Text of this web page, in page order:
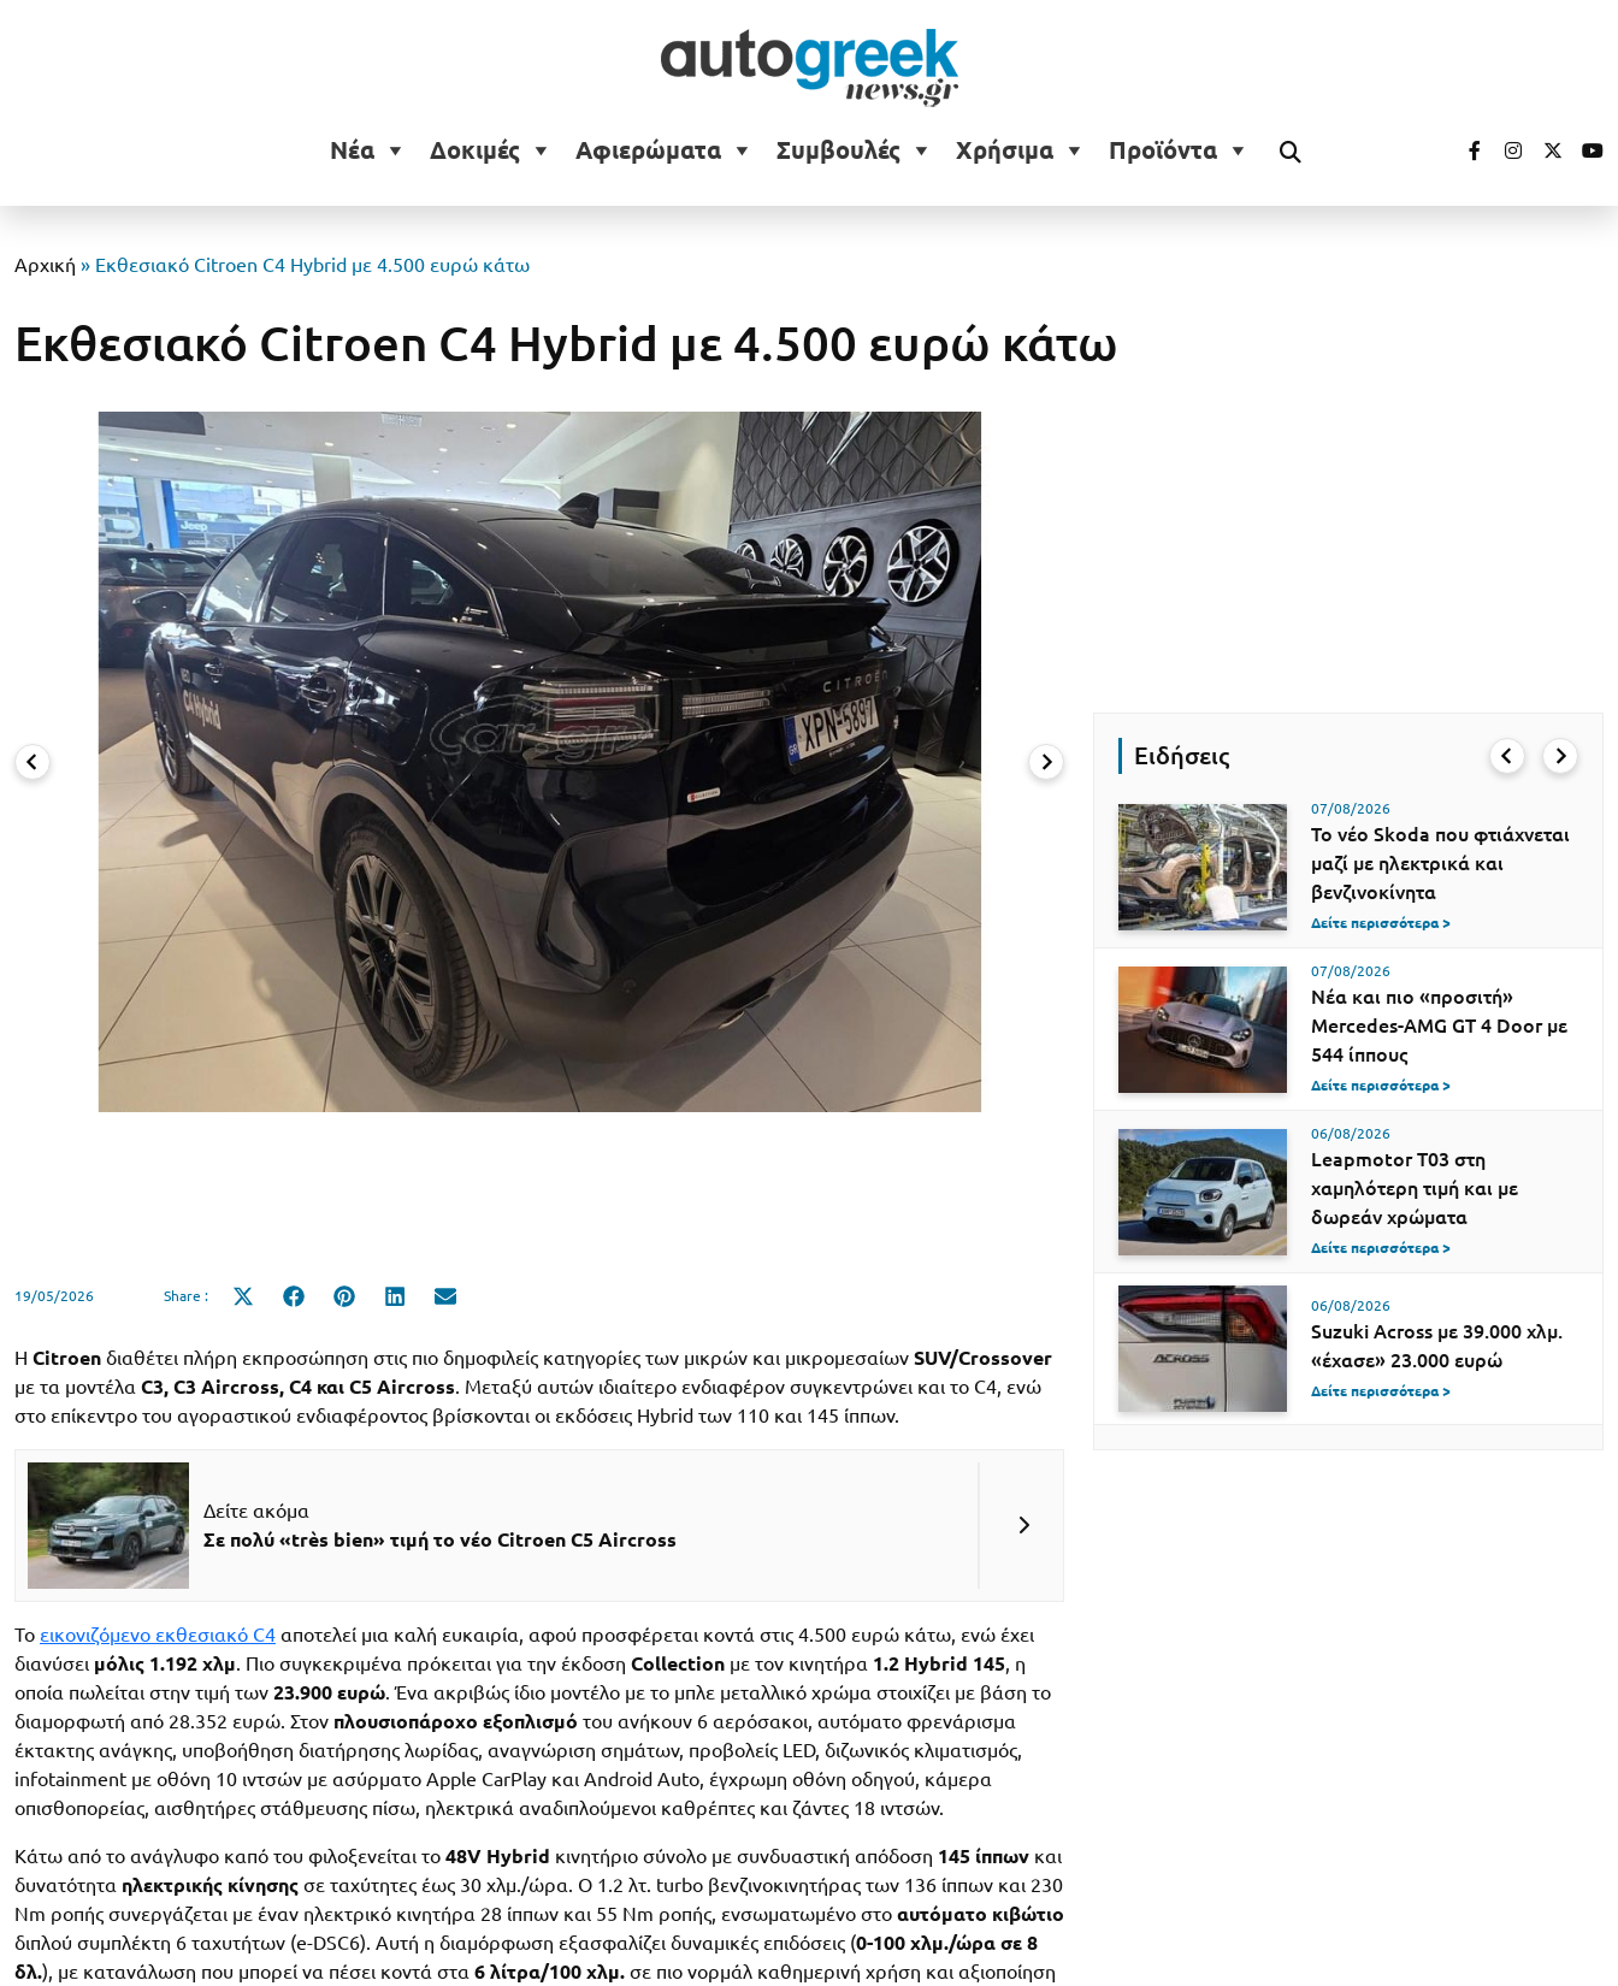
Νέα Δοκιμές Αφιερώματα Συμβουλές Χρήσιμα Προϊόντα
Αρχική » Εκθεσιακό Citroen C4 Hybrid με 4.500 ευρώ κάτω
Εκθεσιακό Citroen C4 Hybrid με 4.500 ευρώ κάτω
19/05/2026 Share :
Share
Share
Share
Share
Η Citroen διαθέτει πλήρη εκπροσώπηση στις πιο δημοφιλείς κατηγορίες των μικρών και μικρομεσαίων SUV/Crossover
με τα μοντέλα C3, C3 Aircross, C4 και C5 Aircross. Μεταξύ αυτών ιδιαίτερο ενδιαφέρον συγκεντρώνει και το C4, ενώ
στο επίκεντρο του αγοραστικού ενδιαφέροντος βρίσκονται οι εκδόσεις Hybrid των 110 και 145 ίππων.
Δείτε ακόμα
Σε πολύ «très bien» τιμή το νέο Citroen C5 Aircross
Το εικονιζόμενο εκθεσιακό C4 αποτελεί μια καλή ευκαιρία, αφού προσφέρεται κοντά στις 4.500 ευρώ κάτω, ενώ έχει
διανύσει μόλις 1.192 χλμ. Πιο συγκεκριμένα πρόκειται για την έκδοση Collection με τον κινητήρα 1.2 Hybrid 145, η
οποία πωλείται στην τιμή των 23.900 ευρώ. Ένα ακριβώς ίδιο μοντέλο με το μπλε μεταλλικό χρώμα στοιχίζει με βάση το
διαμορφωτή από 28.352 ευρώ. Στον πλουσιοπάροχο εξοπλισμό του ανήκουν 6 αερόσακοι, αυτόματο φρενάρισμα
έκτακτης ανάγκης, υποβοήθηση διατήρησης λωρίδας, αναγνώριση σημάτων, προβολείς LED, διζωνικός κλιματισμός,
infotainment με οθόνη 10 ιντσών με ασύρματο Apple CarPlay και Android Auto, έγχρωμη οθόνη οδηγού, κάμερα
οπισθοπορείας, αισθητήρες στάθμευσης πίσω, ηλεκτρικά αναδιπλούμενοι καθρέπτες και ζάντες 18 ιντσών.
Κάτω από το ανάγλυφο καπό του φιλοξενείται το 48V Hybrid κινητήριο σύνολο με συνδυαστική απόδοση 145 ίππων και
δυνατότητα ηλεκτρικής κίνησης σε ταχύτητες έως 30 χλμ./ώρα. Ο 1.2 λτ. turbo βενζινοκινητήρας των 136 ίππων και 230
Nm ροπής συνεργάζεται με έναν ηλεκτρικό κινητήρα 28 ίππων και 55 Nm ροπής, ενσωματωμένο στο αυτόματο κιβώτιο
διπλού συμπλέκτη 6 ταχυτήτων (e-DSC6). Αυτή η διαμόρφωση εξασφαλίζει δυναμικές επιδόσεις (0-100 χλμ./ώρα σε 8
δλ.), με κατανάλωση που μπορεί να πέσει κοντά στα 6 λίτρα/100 χλμ. σε πιο νορμάλ καθημερινή χρήση και αξιοποίηση
Ειδήσεις
07/08/2026
Το νέο Skoda που φτιάχνεται
μαζί με ηλεκτρικά και
βενζινοκίνητα
Δείτε περισσότερα >
07/08/2026
Νέα και πιο «προσιτή»
Mercedes-AMG GT 4 Door με
544 ίππους
Δείτε περισσότερα >
06/08/2026
Leapmotor T03 στη
χαμηλότερη τιμή και με
δωρεάν χρώματα
Δείτε περισσότερα >
06/08/2026
Suzuki Across με 39.000 χλμ.
«έχασε» 23.000 ευρώ
Δείτε περισσότερα >